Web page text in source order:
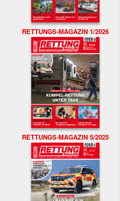
RETTUNGS-MAGAZIN 1/2026
RETTUNGS-MAGAZIN 5/2025